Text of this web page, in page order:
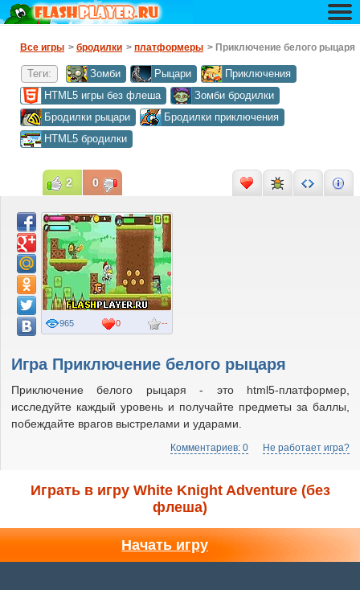
Все игры > бродилки > платформеры > Приключение белого рыцаря
Теги: Зомби Рыцари
Приключения
HTML5 игры без флеша
Зомби бродилки
Бродилки рыцари
Бродилки приключения
HTML5 бродилки
Игра Приключение белого рыцаря
Приключение белого рыцаря - это html5-платформер,
исследуйте каждый уровень и получайте предметы за баллы,
побеждайте врагов выстрелами и ударами.
Комментариев: 0 Не работает игра?
--
965 0
2 0
Играть в игру White Knight Adventure (без
флеша)
Начать игру